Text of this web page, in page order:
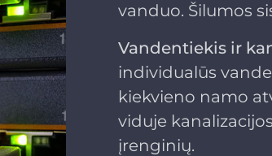
vanduo. Šilumos
Vandentiekis ir
individualūs
kiekvieno namo
viduje
įrenginių.